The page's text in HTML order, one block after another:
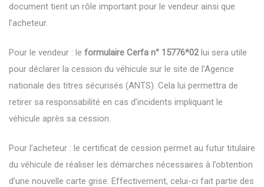
document tient un rôle important pour le vendeur ainsi que
l’acheteur.
Pour le vendeur : le formulaire Cerfa n° 15776*02lui sera utile
pour déclarer la cession du véhicule sur le site de l’Agence
nationale des titres sécurisés (ANTS). Cela lui permettra de
retirer sa responsabilité en cas d’incidents impliquant le
véhicule après sa cession.
Pour l’acheteur : le certificat de cession permet au futur titulaire
du véhicule de réaliser les démarches nécessaires à l’obtention
d’une nouvelle carte grise. Effectivement, celui-ci fait partie des